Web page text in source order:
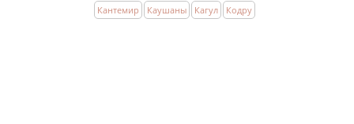
Кантемир
Каушаны Кагул Кодру